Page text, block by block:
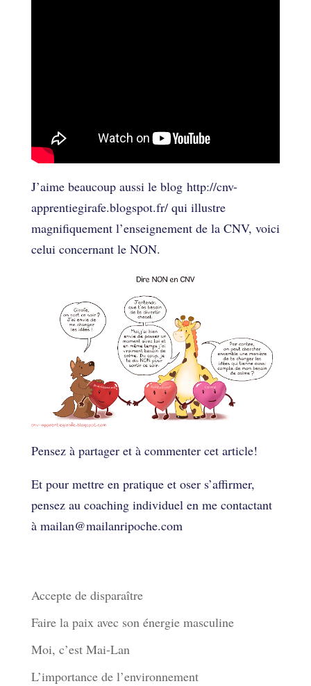
J’aime beaucoup aussi le blog http://cnv-
apprentiegirafe.blogspot.fr/ qui illustre
magnifiquement l’enseignement de la CNV, voici
celui concernant le NON.
Pensez à partager et à commenter cet article!
Et pour mettre en pratique et oser s’affirmer,
pensez au coaching individuel en me contactant
à mailan@mailanripoche.com
Accepte de disparaître
Faire la paix avec son énergie masculine
Moi, c’est Mai-Lan
L’importance de l’environnement